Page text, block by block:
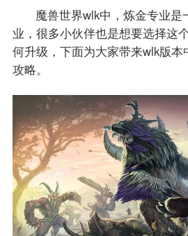
魔兽世界wlk中，炼金专业是
业，很多小伙伴也是想要选择这
何升级，下面为大家带来wlk版本
攻略。